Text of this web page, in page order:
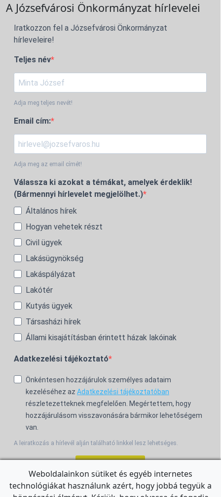
A Józsefvárosi Önkormányzat hírlevelei
Iratkozzon fel a Józsefvárosi Önkormányzat
hírleveleire!
Teljes név
Adja meg teljes nevét!
Email cím:
Adja meg az email címét!
Válassza ki azokat a témákat, amelyek érdeklik!
(Bármennyi hírlevelet megjelölhet.)
Általános hírek
Hogyan vehetek részt
Civil ügyek
Lakásügynökség
Lakáspályázat
Lakótér
Kutyás ügyek
Társasházi hírek
Állami kisajátításban érintett házak lakóinak
Adatkezelési tájékoztató
Önkéntesen hozzájárulok személyes adataim
kezeléséhez az Adatkezelési tájékoztatóban
részletezetteknek megfelelően. Megértettem, hogy
hozzájárulásom visszavonására bármikor lehetőségem
van.
A leiratkozás a hírlevél alján található linkkel lesz lehetséges.
For the English Newsletter, clickHERE.
Weboldalainkon sütiket és egyéb internetes
technológiákat használunk azért, hogy jobbá tegyük a